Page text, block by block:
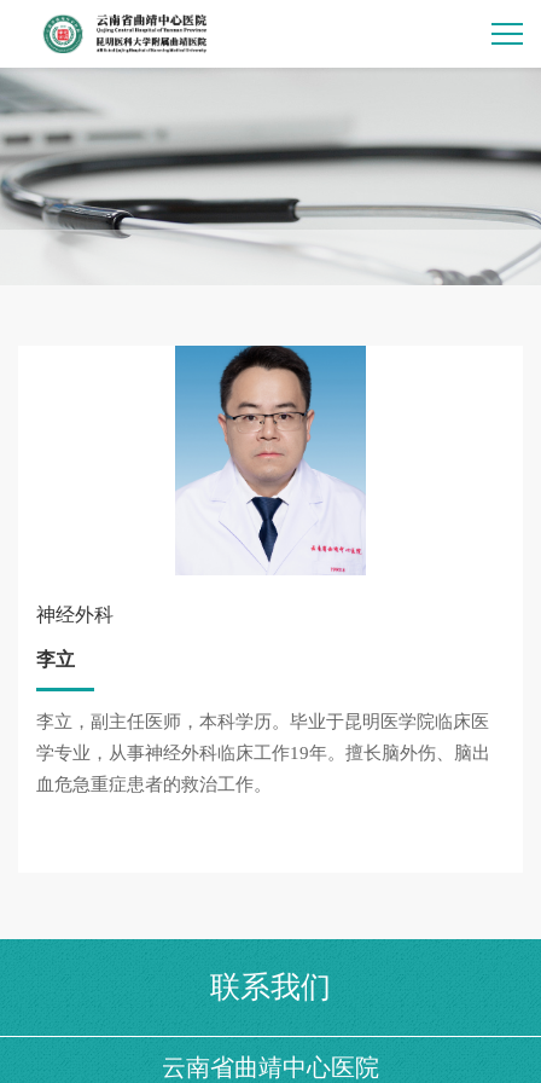
神经外科
李立
李立，副主任医师，本科学历。毕业于昆明医学院临床医
学专业，从事神经外科临床工作19年。擅长脑外伤、脑出
血危急重症患者的救治工作。
联系我们
云南省曲靖中心医院